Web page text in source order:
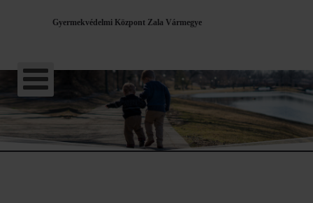
Gyermekvédelmi Központ Zala Vármegye